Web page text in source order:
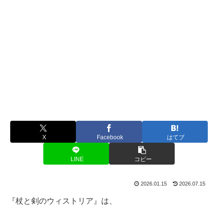
X Facebook はてブ
LINE コピー
2026.01.15 2026.07.15
『杖と剣のウィストリア』は、